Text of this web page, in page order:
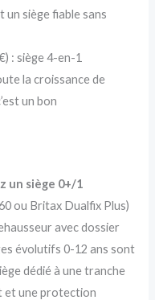
un siège fiable sans
: siège 4-en-1
la croissance de
un bon
un siège 0+/1
ou Britax Dualfix Plus)
avec dossier
évolutifs 0-12 ans sont
dédié à une tranche
et une protection